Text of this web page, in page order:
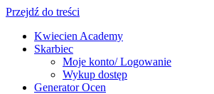
Przejdź do treści
Kwiecien Academy
Skarbiec
Moje konto/ Logowanie
Wykup dostęp
Generator Ocen